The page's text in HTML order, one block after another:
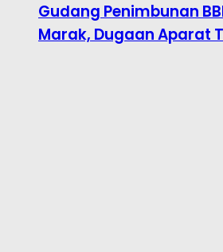
Gudang Penimbunan
Marak, Dugaan Aparat